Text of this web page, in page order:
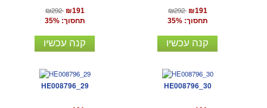
₪292 ₪191
תחסוך: 35%
קנה עכשיו
₪292 ₪191
תחסוך: 35%
קנה עכשיו
HE008796_29 HE008796_30